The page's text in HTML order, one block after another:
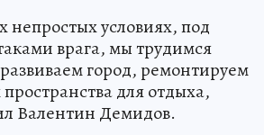
условиях, под
врага, мы трудимся
город, ремонтируем
для отдыха,
Валентин Демидов.